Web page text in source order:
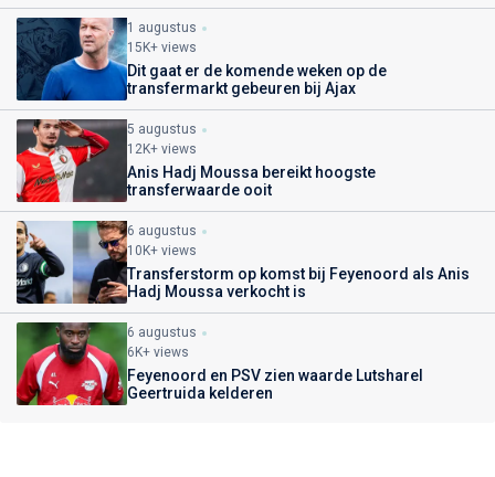
1 augustus
15K+ views
Dit gaat er de komende weken op de
transfermarkt gebeuren bij Ajax
5 augustus
12K+ views
Anis Hadj Moussa bereikt hoogste
transferwaarde ooit
6 augustus
10K+ views
Transferstorm op komst bij Feyenoord als Anis
Hadj Moussa verkocht is
6 augustus
6K+ views
Feyenoord en PSV zien waarde Lutsharel
Geertruida kelderen